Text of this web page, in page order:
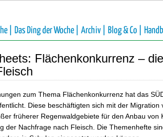
| Das Ding der Woche | Archiv | Blog & Co |
Flächenkonkurrenz –
zum Thema Flächenkonkurrenz hat das
Diese beschäftigten sich mit der Migration
früherer Regenwaldgebiete für den Anbau von
der Nachfrage nach Fleisch. Die Themenhefte